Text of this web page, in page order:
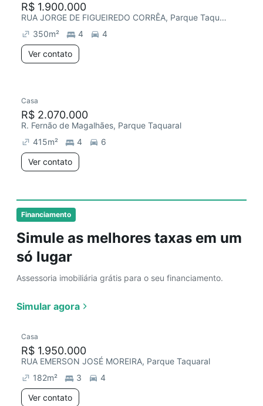
Financiamento
Simule as melhores taxas em um
só lugar
Assessoria imobiliária grátis para o seu financiamento.
Simular agora
R$ 1.900.000
RUA JORGE DE FIGUEIREDO CORRÊA, Parque Taquaral
350m² 4
4
Ver contato
Casa
R$ 2.070.000
R. Fernão de Magalhães, Parque Taquaral
415m² 4
6
Ver contato
Casa
R$ 1.950.000
RUA EMERSON JOSÉ MOREIRA, Parque Taquaral
182m² 3
4
Ver contato